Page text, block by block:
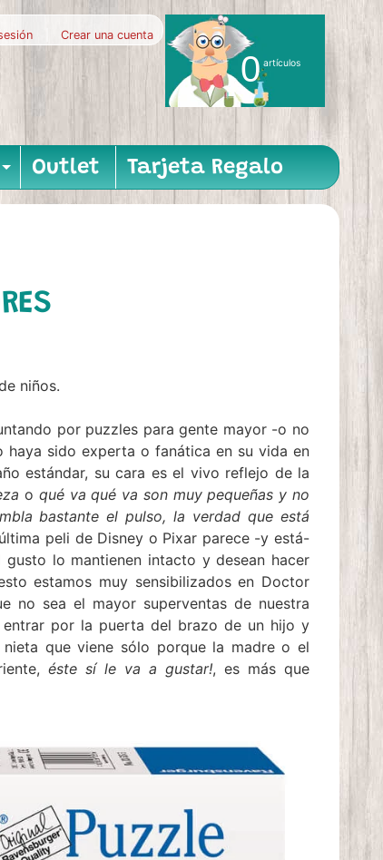
Crear una cuenta
0 artículos
menu
Expand child menu
Outlet Tarjeta Regalo
niños.
por puzzles para gente mayor -o no
haya sido experta o fanática en su vida en
estándar, su cara es el vivo reflejo de la
o qué va qué va son muy pequeñas y no
bastante el pulso, la verdad que está
peli de Disney o Pixar parece -y está-
lo mantienen intacto y desean hacer
estamos muy sensibilizados en Doctor
no sea el mayor superventas de nuestra
por la puerta del brazo de un hijo y
que viene sólo porque la madre o el
éste sí le va a gustar!, es más que